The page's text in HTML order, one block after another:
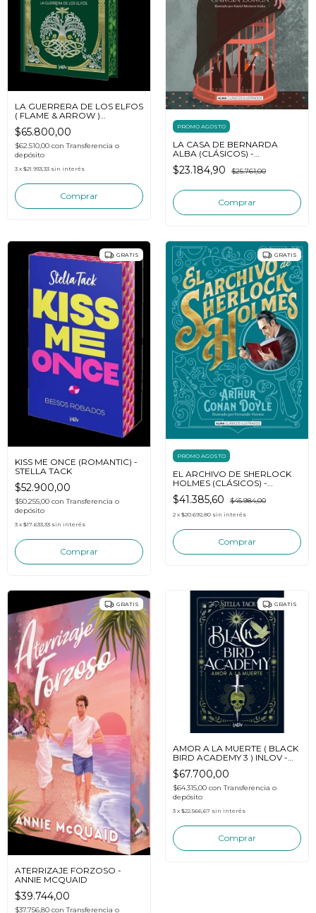
LA GUERRERA DE LOS ELFOS
( FLAME & ARROW )
(ROMANTASY) - SANDRA
GRAUER
$65.800,00
$62.510,00 con Transferencia o
depósito
3 x $21.933,33 sin interés
PROMO AGOSTO
LA CASA DE BERNARDA
ALBA (CLÁSICOS) -
FEDERICO GARCÍA LORCA
$23.184,90 $25.761,00
GRATIS
KISS ME ONCE (ROMANTIC) -
STELLA TACK
$52.900,00
$50.255,00 con Transferencia o
depósito
3 x $17.633,33 sin interés
GRATIS
PROMO AGOSTO
EL ARCHIVO DE SHERLOCK
HOLMES (CLÁSICOS) -
CONAN DOYLE
$41.385,60 $45.984,00
2 x $20.692,80 sin interés
GRATIS
ATERRIZAJE FORZOSO -
ANNIE MCQUAID
$39.744,00
$37.756,80 con Transferencia o
GRATIS
AMOR A LA MUERTE ( BLACK
BIRD ACADEMY 3 ) INLOV -
Stella Tack
$67.700,00
$64.315,00 con Transferencia o
depósito
3 x $22.566,67 sin interés